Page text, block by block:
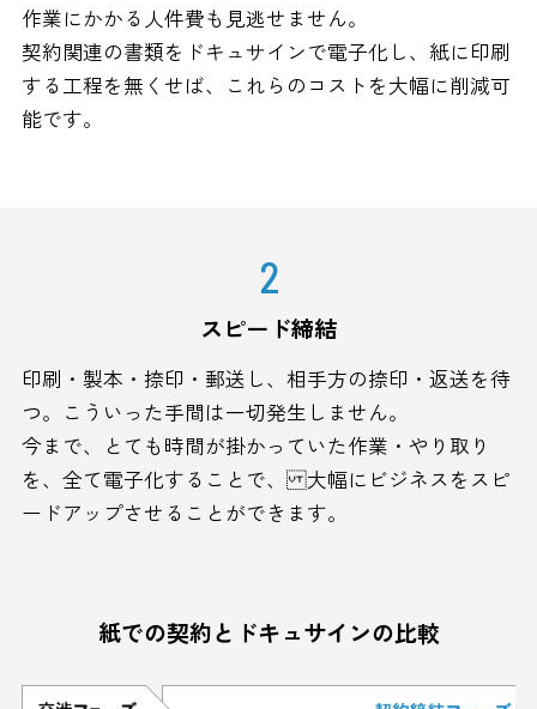
作業にかかる人件費も見逃せません。
契約関連の書類をドキュサインで電子化し、紙に印刷
する工程を無くせば、これらのコストを大幅に削減可
能です。
2
スピード締結
印刷・製本・捺印・郵送し、相手方の捺印・返送を待
つ。こういった手間は一切発生しません。
今まで、とても時間が掛かっていた作業・やり取り
を、全て電子化することで、 大幅にビジネスをスピ
ードアップさせることができます。
紙での契約とドキュサインの比較